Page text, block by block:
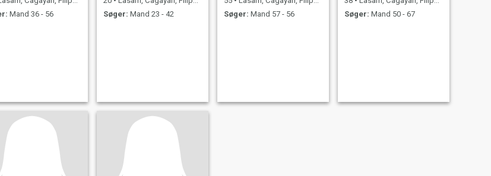
Mand 36 - 56
Søger: Mand 23 - 42
Søger: Mand 57 - 56
Søger: Mand 50 - 67